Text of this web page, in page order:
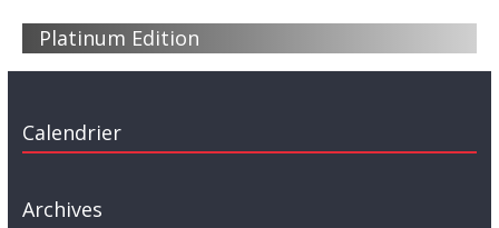
Platinum Edition
Calendrier
Archives